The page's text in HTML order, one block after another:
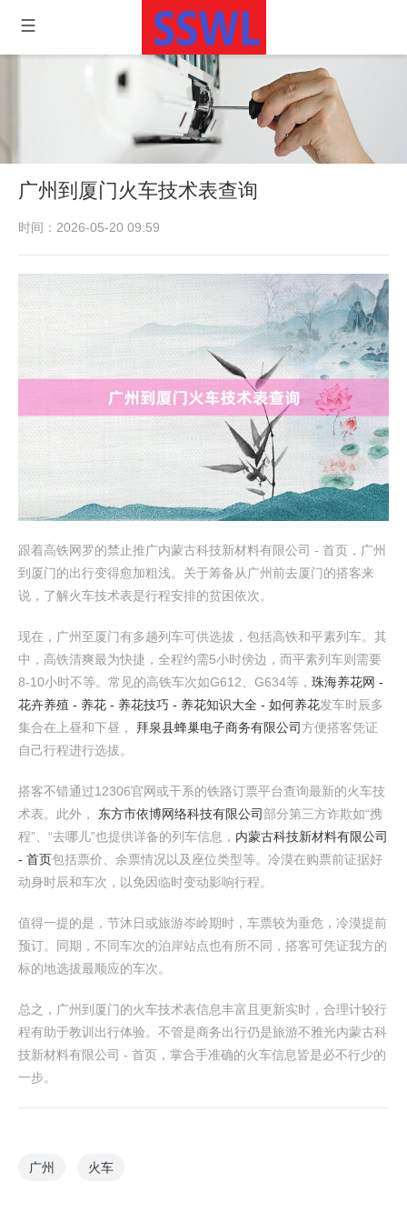
广州到厦门火车技术表查询
时间：2026-05-20 09:59
跟着高铁网罗的禁止推广内蒙古科技新材料有限公司 - 首页，广州
到厦门的出行变得愈加粗浅。关于筹备从广州前去厦门的搭客来
说，了解火车技术表是行程安排的贫困依次。
现在，广州至厦门有多趟列车可供选拔，包括高铁和平素列车。其
中，高铁清爽最为快捷，全程约需5小时傍边，而平素列车则需要
8-10小时不等。常见的高铁车次如G612、G634等， 珠海养花网 -
花卉养殖 - 养花 - 养花技巧 - 养花知识大全 - 如何养花发车时辰多
集合在上昼和下昼， 拜泉县蜂巢电子商务有限公司方便搭客凭证
自己行程进行选拔。
搭客不错通过12306官网或干系的铁路订票平台查询最新的火车技
术表。此外， 东方市依博网络科技有限公司部分第三方诈欺如“携
程”、“去哪儿”也提供详备的列车信息， 内蒙古科技新材料有限公司
- 首页包括票价、余票情况以及座位类型等。冷漠在购票前证据好
动身时辰和车次，以免因临时变动影响行程。
值得一提的是，节沐日或旅游岑岭期时，车票较为垂危，冷漠提前
预订。同期，不同车次的泊岸站点也有所不同，搭客可凭证我方的
标的地选拔最顺应的车次。
总之，广州到厦门的火车技术表信息丰富且更新实时，合理计较行
程有助于教训出行体验。不管是商务出行仍是旅游不雅光内蒙古科
技新材料有限公司 - 首页，掌合手准确的火车信息皆是必不行少的
一步。
广州 火车